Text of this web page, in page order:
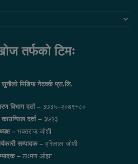
तर्फको टिमः
मिडिया नेटवर्क प्रा.लि.
विभाग दर्ता – ३७३५–२०७९÷८०
दर्ता – ३७२३
– भक्तराज जोशी
सम्पादक – हरिलाल जोशी
–लक्ष्मण ओझा